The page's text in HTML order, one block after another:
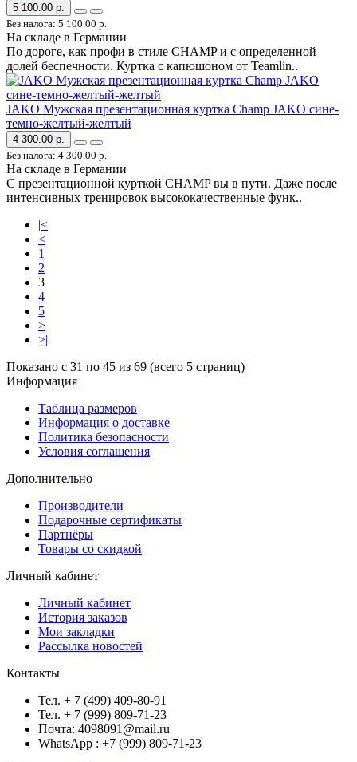
5 100.00 р.
Без налога: 5 100.00 р.
На складе в Германии
По дороге, как профи в стиле CHAMP и с определенной
долей беспечности. Куртка с капюшоном от Teamlin..
JAKO Мужская презентационная куртка Champ JAKO сине-
темно-желтый-желтый
4 300.00 р.
Без налога: 4 300.00 р.
На складе в Германии
С презентационной курткой CHAMP вы в пути. Даже после
интенсивных тренировок высококачественные функ..
|<
<
1
2
3
4
5
>
>|
Показано с 31 по 45 из 69 (всего 5 страниц)
Информация
Таблица размеров
Информация о доставке
Политика безопасности
Условия соглашения
Дополнительно
Производители
Подарочные сертификаты
Партнёры
Товары со скидкой
Личный кабинет
Личный кабинет
История заказов
Мои закладки
Рассылка новостей
Контакты
Тел. + 7 (499) 409-80-91
Тел. + 7 (999) 809-71-23
Почта: 4098091@mail.ru
WhatsApp : +7 (999) 809-71-23